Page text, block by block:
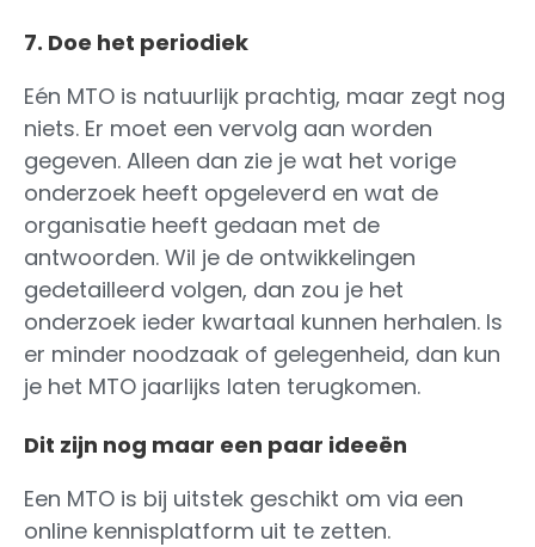
7. Doe het periodiek
Eén MTO is natuurlijk prachtig, maar zegt nog
niets. Er moet een vervolg aan worden
gegeven. Alleen dan zie je wat het vorige
onderzoek heeft opgeleverd en wat de
organisatie heeft gedaan met de
antwoorden. Wil je de ontwikkelingen
gedetailleerd volgen, dan zou je het
onderzoek ieder kwartaal kunnen herhalen. Is
er minder noodzaak of gelegenheid, dan kun
je het MTO jaarlijks laten terugkomen.
Dit zijn nog maar een paar ideeën
Een MTO is bij uitstek geschikt om via een
online kennisplatform uit te zetten.